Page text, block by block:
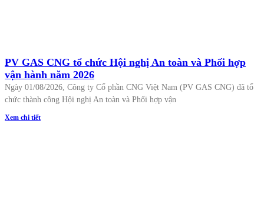
PV GAS CNG tổ chức Hội nghị An toàn và Phối hợp
vận hành năm 2026
Ngày 01/08/2026, Công ty Cổ phần CNG Việt Nam (PV GAS CNG) đã tổ
chức thành công Hội nghị An toàn và Phối hợp vận
Xem chi tiết